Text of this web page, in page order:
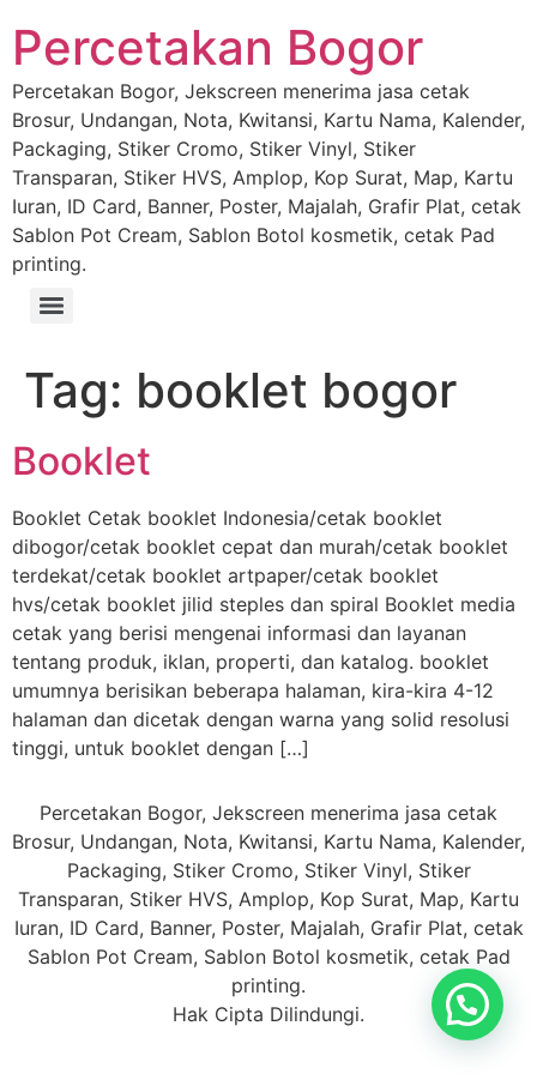
Percetakan Bogor
Percetakan Bogor, Jekscreen menerima jasa cetak
Brosur, Undangan, Nota, Kwitansi, Kartu Nama, Kalender,
Packaging, Stiker Cromo, Stiker Vinyl, Stiker
Transparan, Stiker HVS, Amplop, Kop Surat, Map, Kartu
Iuran, ID Card, Banner, Poster, Majalah, Grafir Plat, cetak
Sablon Pot Cream, Sablon Botol kosmetik, cetak Pad
printing.
Tag: booklet bogor
Booklet
Booklet Cetak booklet Indonesia/cetak booklet
dibogor/cetak booklet cepat dan murah/cetak booklet
terdekat/cetak booklet artpaper/cetak booklet
hvs/cetak booklet jilid steples dan spiral Booklet media
cetak yang berisi mengenai informasi dan layanan
tentang produk, iklan, properti, dan katalog. booklet
umumnya berisikan beberapa halaman, kira-kira 4-12
halaman dan dicetak dengan warna yang solid resolusi
tinggi, untuk booklet dengan […]
Percetakan Bogor, Jekscreen menerima jasa cetak
Brosur, Undangan, Nota, Kwitansi, Kartu Nama, Kalender,
Packaging, Stiker Cromo, Stiker Vinyl, Stiker
Transparan, Stiker HVS, Amplop, Kop Surat, Map, Kartu
Iuran, ID Card, Banner, Poster, Majalah, Grafir Plat, cetak
Sablon Pot Cream, Sablon Botol kosmetik, cetak Pad
printing.
Hak Cipta Dilindungi.